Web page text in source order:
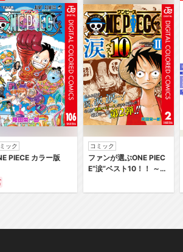
ック
PIECE カラー版
コミック
ファンが選ぶONE PIEC
E“涙”ベスト10！！ ～サ
～ カラー版